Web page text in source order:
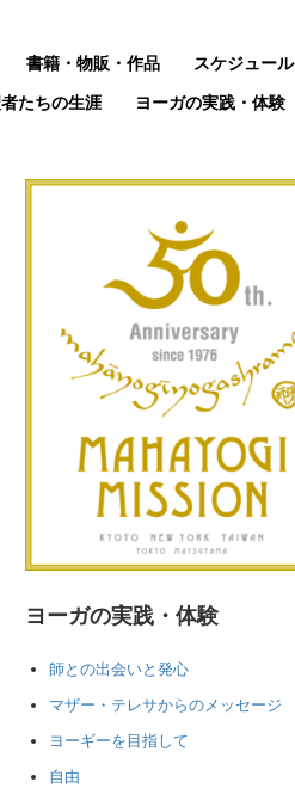
書籍・物販・作品 スケジュール
たちの生涯 ヨーガの実践・体験
ヨーガの実践・体験
師との出会いと発心
マザー・テレサからのメッセージ
ヨーギーを目指して
自由